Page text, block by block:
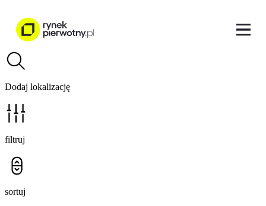
Dodaj lokalizację
filtruj
sortuj